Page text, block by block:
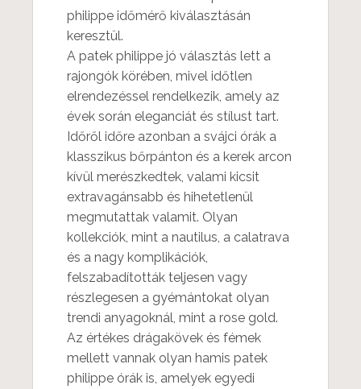
philippe időmérő kiválasztásán
keresztül.
A patek philippe jó választás lett a
rajongók körében, mivel időtlen
elrendezéssel rendelkezik, amely az
évek során eleganciát és stílust tart.
Időről időre azonban a svájci órák a
klasszikus bőrpánton és a kerek arcon
kívül merészkedtek, valami kicsit
extravagánsabb és hihetetlenül
megmutattak valamit. Olyan
kollekciók, mint a nautilus, a calatrava
és a nagy komplikációk,
felszabadították teljesen vagy
részlegesen a gyémántokat olyan
trendi anyagoknál, mint a rose gold.
Az értékes drágakövek és fémek
mellett vannak olyan hamis patek
philippe órák is, amelyek egyedi